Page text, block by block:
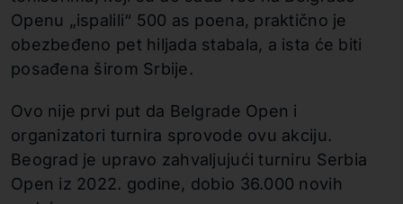
Openu „ispalili“ 500 as poena, praktično je
obezbeđeno pet hiljada stabala, a ista će biti
posađena širom Srbije.
Ovo nije prvi put da Belgrade Open i
organizatori turnira sprovode ovu akciju.
Beograd je upravo zahvaljujući turniru Serbia
Open iz 2022. godine, dobio 36.000 novih